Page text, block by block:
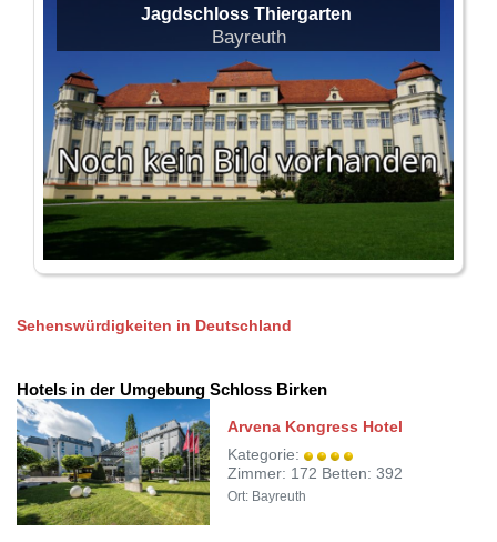
Jagdschloss Thiergarten
Bayreuth
Sehenswürdigkeiten in Deutschland
Hotels in der Umgebung Schloss Birken
Arvena Kongress Hotel
Kategorie:
Zimmer: 172 Betten: 392
Ort: Bayreuth